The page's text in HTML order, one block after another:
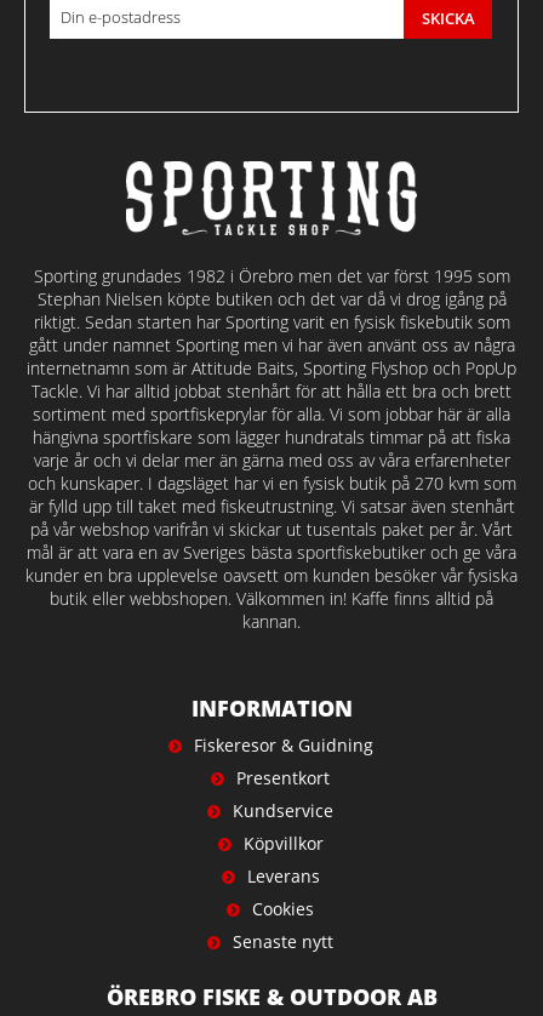
SKICKA
Sporting grundades 1982 i Örebro men det var först 1995 som
Stephan Nielsen köpte butiken och det var då vi drog igång på
riktigt. Sedan starten har Sporting varit en fysisk fiskebutik som
gått under namnet Sporting men vi har även använt oss av några
internetnamn som är Attitude Baits, Sporting Flyshop och PopUp
Tackle. Vi har alltid jobbat stenhårt för att hålla ett bra och brett
sortiment med sportfiskeprylar för alla. Vi som jobbar här är alla
hängivna sportfiskare som lägger hundratals timmar på att fiska
varje år och vi delar mer än gärna med oss av våra erfarenheter
och kunskaper. I dagsläget har vi en fysisk butik på 270 kvm som
är fylld upp till taket med fiskeutrustning. Vi satsar även stenhårt
på vår webshop varifrån vi skickar ut tusentals paket per år. Vårt
mål är att vara en av Sveriges bästa sportfiskebutiker och ge våra
kunder en bra upplevelse oavsett om kunden besöker vår fysiska
butik eller webbshopen. Välkommen in! Kaffe finns alltid på
kannan.
INFORMATION
Fiskeresor & Guidning
Presentkort
Kundservice
Köpvillkor
Leverans
Cookies
Senaste nytt
ÖREBRO FISKE & OUTDOOR AB